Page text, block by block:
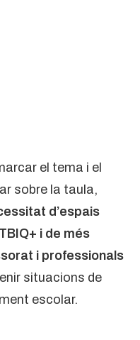
el tema i el
sobre la taula,
d’espais
i de més
i professionals
situacions de
escolar.